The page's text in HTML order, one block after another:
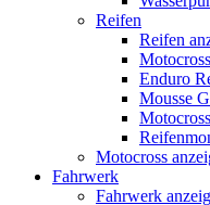
Reifen
Reifen
Enduro
Mousse
Motocross
Fahrwerk
Fahrwerk